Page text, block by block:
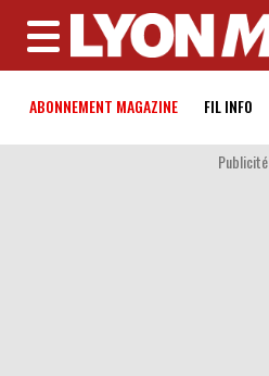
MENU
ABONNEMENT MAGAZINE FIL INFO
Publicité